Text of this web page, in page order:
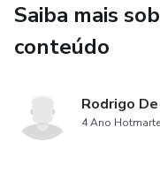
Saiba mais
conteúdo
Rodrigo
4 Ano